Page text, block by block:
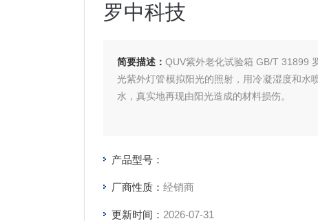
罗中科技
简要描述： QUV紫外老化试验箱 GB/T 31899
光紫外灯管模拟阳光的照射，用冷凝湿度和水
水，真实地再现由阳光造成的材料损伤。
产品型号：
厂商性质： 经销商
更新时间： 2026-07-31